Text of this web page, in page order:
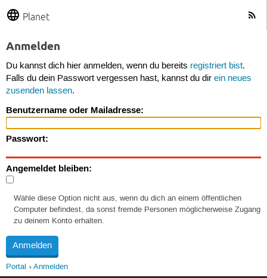
Planet
Anmelden
Du kannst dich hier anmelden, wenn du bereits registriert bist.
Falls du dein Passwort vergessen hast, kannst du dir ein neues
zusenden lassen.
Benutzername oder Mailadresse:
Passwort:
Angemeldet bleiben:
Wähle diese Option nicht aus, wenn du dich an einem öffentlichen
Computer befindest, da sonst fremde Personen möglicherweise Zugang
zu deinem Konto erhalten.
Portal Anmelden